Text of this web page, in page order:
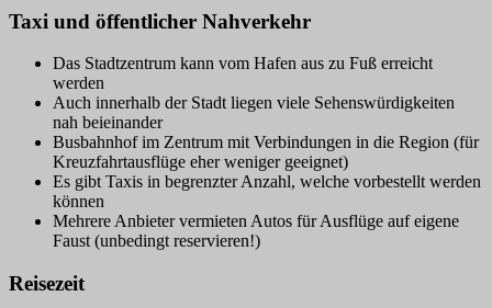
Taxi und öffentlicher Nahverkehr
Das Stadtzentrum kann vom Hafen aus zu Fuß erreicht
werden
Auch innerhalb der Stadt liegen viele Sehenswürdigkeiten
nah beieinander
Busbahnhof im Zentrum mit Verbindungen in die Region (für
Kreuzfahrtausflüge eher weniger geeignet)
Es gibt Taxis in begrenzter Anzahl, welche vorbestellt werden
können
Mehrere Anbieter vermieten Autos für Ausflüge auf eigene
Faust (unbedingt reservieren!)
Reisezeit